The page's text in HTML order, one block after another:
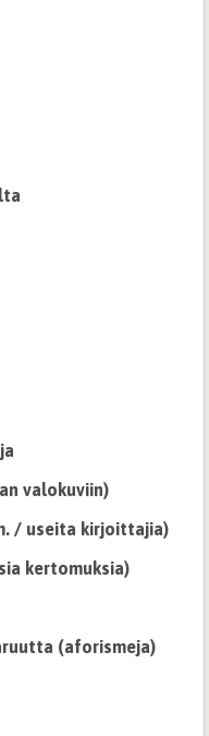
valokuviin)
/ useita kirjoittajia)
kertomuksia)
(aforismeja)